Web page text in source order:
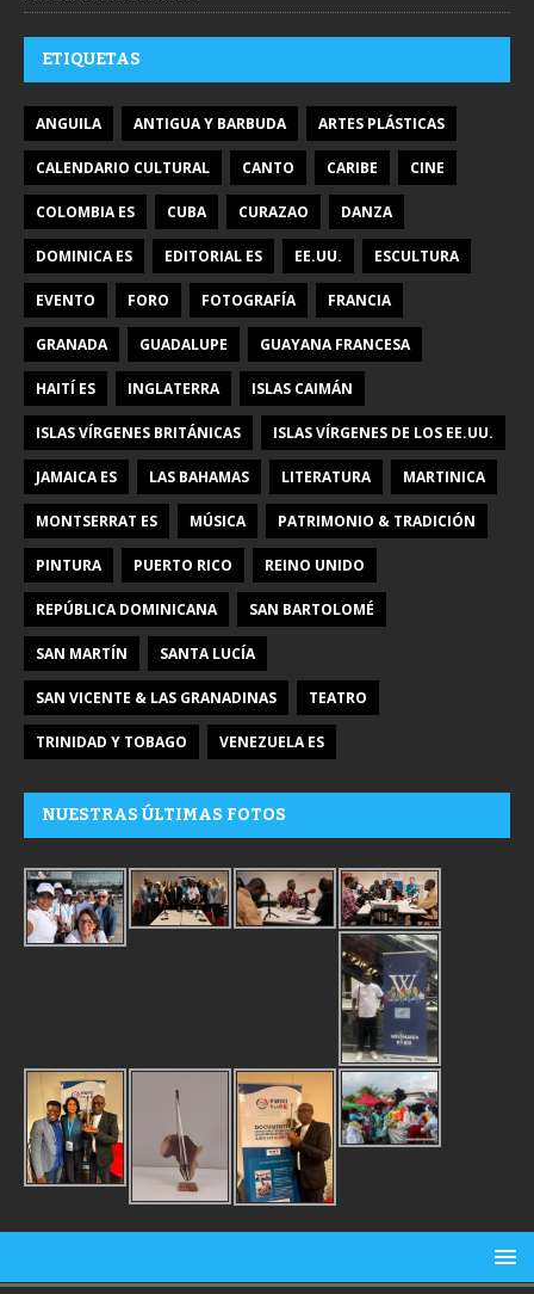
ETIQUETAS
ANGUILA ANTIGUA Y BARBUDA ARTES PLÁSTICAS
CALENDARIO CULTURAL CANTO CARIBE CINE
COLOMBIA ES CUBA CURAZAO DANZA
DOMINICA ES EDITORIAL ES EE.UU. ESCULTURA
EVENTO FORO FOTOGRAFÍA FRANCIA
GRANADA GUADALUPE GUAYANA FRANCESA
HAITÍ ES INGLATERRA ISLAS CAIMÁN
ISLAS VÍRGENES BRITÁNICAS ISLAS VÍRGENES DE LOS EE.UU.
JAMAICA ES LAS BAHAMAS LITERATURA MARTINICA
MONTSERRAT ES MÚSICA PATRIMONIO & TRADICIÓN
PINTURA PUERTO RICO REINO UNIDO
REPÚBLICA DOMINICANA SAN BARTOLOMÉ
SAN MARTÍN SANTA LUCÍA
SAN VICENTE & LAS GRANADINAS TEATRO
TRINIDAD Y TOBAGO VENEZUELA ES
NUESTRAS ÚLTIMAS FOTOS